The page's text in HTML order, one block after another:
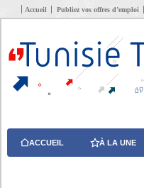
Accueil Publiez vos offres d’emploi
ACCUEIL À LA UNE